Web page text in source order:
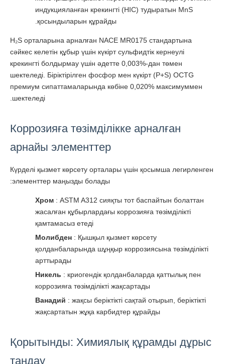
индукцияланған крекингті (HIC) тудыратын MnS
қосындыларын құрайды.
H₂S орталарына арналған NACE MR0175 стандартына
сәйкес келетін құбыр үшін күкірт сульфидтік кернеулі
крекингті болдырмау үшін әдетте 0,003%-дан төмен
шектеледі. Біріктірілген фосфор мен күкірт (P+S) OCTG
премиум сипаттамаларында көбіне 0,020% максимуммен
шектеледі.
Коррозияға төзімділікке арналған
арнайы элементтер
Күрделі қызмет көрсету орталары үшін қосымша легирленген
элементтер маңызды болады:
Хром : ASTM A312 сияқты тот баспайтын болаттан
жасалған құбырлардағы коррозияға төзімділікті
қамтамасыз етеді
Молибден : Қышқыл қызмет көрсету
қолданбаларында шұңқыр коррозиясына төзімділікті
арттырады
Никель : криогендік қолданбаларда қаттылық пен
коррозияға төзімділікті жақсартады
Ванадий : жақсы беріктікті сақтай отырып, беріктікті
жақсартатын жұқа карбидтер құрайды
Қорытынды: Химиялық құрамды дұрыс
таңдау